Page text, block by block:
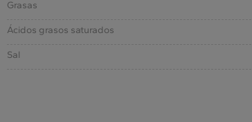
Grasas
Ácidos grasos saturados
Sal